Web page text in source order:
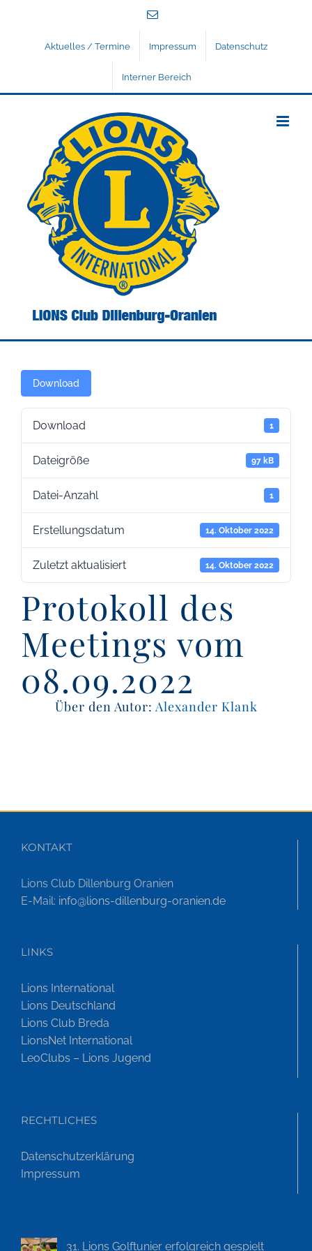
E-
Aktuelles / Termine Impressum Datenschutz
Interner Bereich
Download
Download 1
Dateigröße 97 kB
Datei-Anzahl 1
Erstellungsdatum 14. Oktober 2022
Zuletzt aktualisiert 14. Oktober 2022
Protokoll des
Meetings vom
08.09.2022
Über den Autor: Alexander Klank
KONTAKT
Lions Club Dillenburg Oranien
E-Mail: info@lions-dillenburg-oranien.de
LINKS
Lions International
Lions Deutschland
Lions Club Breda
LionsNet International
LeoClubs – Lions Jugend
RECHTLICHES
Datenschutzerklärung
Impressum
31. Lions Golftunier erfolgreich gespielt